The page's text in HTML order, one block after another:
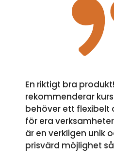
En riktigt bra
rekommenderar
behöver ett flexibelt
för era
är en verkligen unik
prisvärd möjlighet